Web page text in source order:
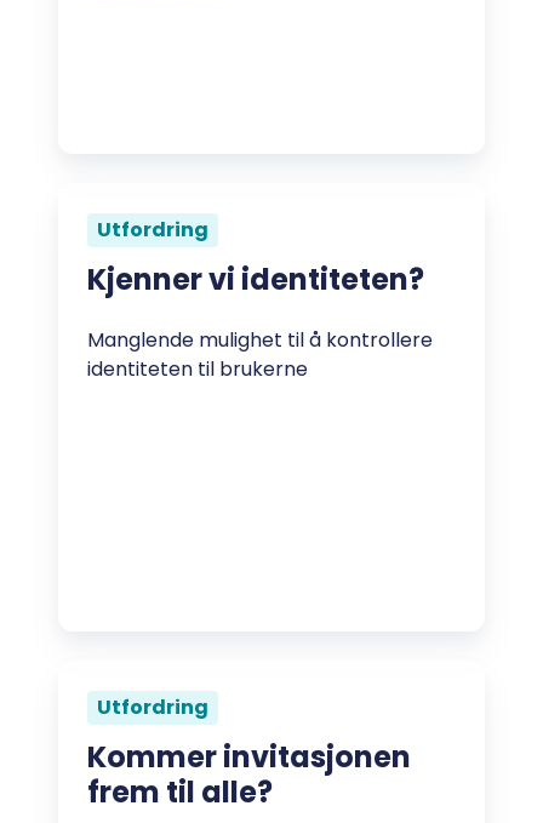
Utfordring
Kjenner vi identiteten?
Manglende mulighet til å kontrollere
identiteten til brukerne
Utfordring
Kommer invitasjonen
frem til alle?